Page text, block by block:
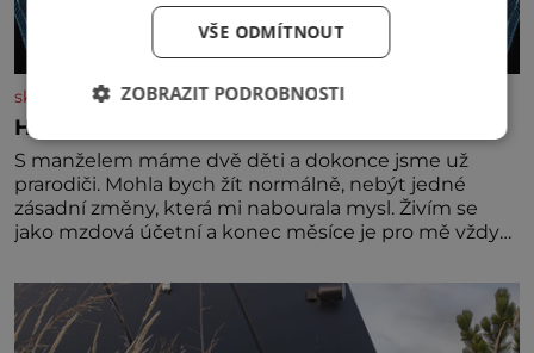
skutecnepribehy.cz
Hlas mě varuje před nebezpečím
S manželem máme dvě děti a dokonce jsme už
prarodiči. Mohla bych žít normálně, nebýt jedné
zásadní změny, která mi nabourala mysl. Živím se
jako mzdová účetní a konec měsíce je pro mě vždy
máme vnoučata, mi dcera čím dál častěji volá o
pomoc, co se hlídání týče. Dalo by se
VŠE ODMÍTNOUT
ZOBRAZIT PODROBNOSTI